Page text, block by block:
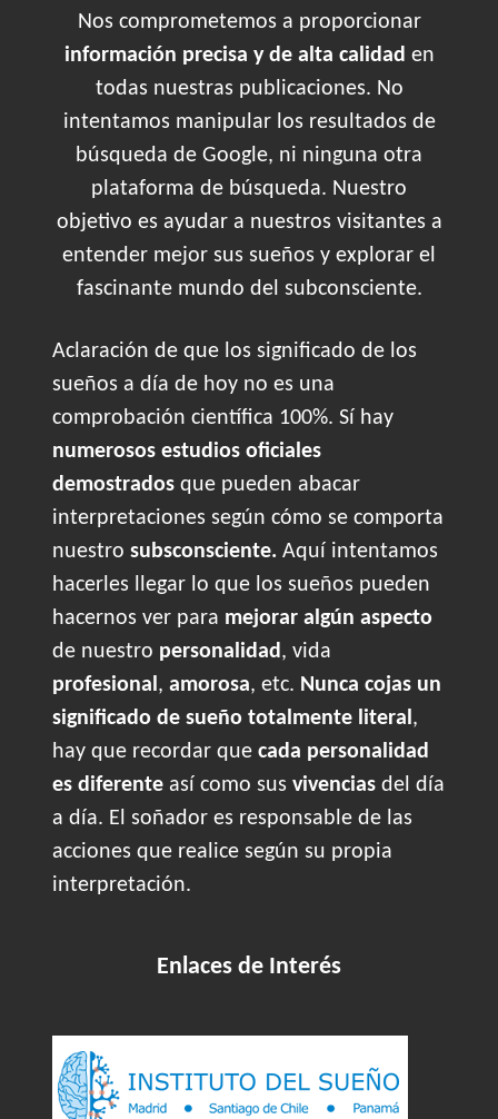
Nos comprometemos a proporcionar
información precisa y de alta calidad en
todas nuestras publicaciones. No
intentamos manipular los resultados de
búsqueda de Google, ni ninguna otra
plataforma de búsqueda. Nuestro
objetivo es ayudar a nuestros visitantes a
entender mejor sus sueños y explorar el
fascinante mundo del subconsciente.
Aclaración de que los significado de los
sueños a día de hoy no es una
comprobación científica 100%. Sí hay
numerosos estudios oficiales
demostrados que pueden abacar
interpretaciones según cómo se comporta
nuestro subsconsciente. Aquí intentamos
hacerles llegar lo que los sueños pueden
hacernos ver para mejorar algún aspecto
de nuestro personalidad, vida
profesional, amorosa, etc. Nunca cojas un
significado de sueño totalmente literal,
hay que recordar que cada personalidad
es diferente así como sus vivencias del día
a día. El soñador es responsable de las
acciones que realice según su propia
interpretación.
Enlaces de Interés